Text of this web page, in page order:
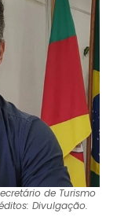
de Turismo
Divulgação.